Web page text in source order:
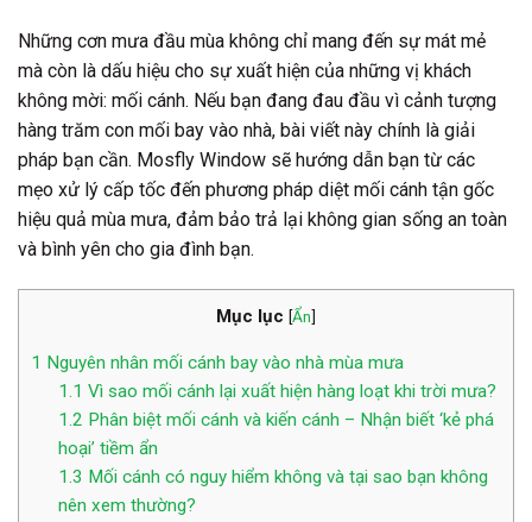
Những cơn mưa đầu mùa không chỉ mang đến sự mát mẻ
mà còn là dấu hiệu cho sự xuất hiện của những vị khách
không mời: mối cánh. Nếu bạn đang đau đầu vì cảnh tượng
hàng trăm con mối bay vào nhà, bài viết này chính là giải
pháp bạn cần. Mosfly Window sẽ hướng dẫn bạn từ các
mẹo xử lý cấp tốc đến phương pháp diệt mối cánh tận gốc
hiệu quả mùa mưa, đảm bảo trả lại không gian sống an toàn
và bình yên cho gia đình bạn.
Mục lục [Ẩn]
1 Nguyên nhân mối cánh bay vào nhà mùa mưa
1.1 Vì sao mối cánh lại xuất hiện hàng loạt khi trời mưa?
1.2 Phân biệt mối cánh và kiến cánh – Nhận biết ‘kẻ phá
hoại’ tiềm ẩn
1.3 Mối cánh có nguy hiểm không và tại sao bạn không
nên xem thường?